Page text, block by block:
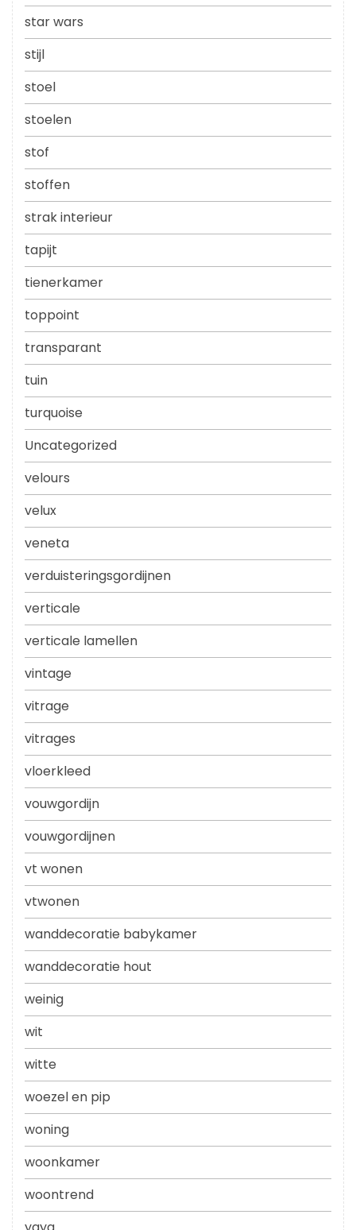
star wars
stijl
stoel
stoelen
stof
stoffen
strak interieur
tapijt
tienerkamer
toppoint
transparant
tuin
turquoise
Uncategorized
velours
velux
veneta
verduisteringsgordijnen
verticale
verticale lamellen
vintage
vitrage
vitrages
vloerkleed
vouwgordijn
vouwgordijnen
vt wonen
vtwonen
wanddecoratie babykamer
wanddecoratie hout
weinig
wit
witte
woezel en pip
woning
woonkamer
woontrend